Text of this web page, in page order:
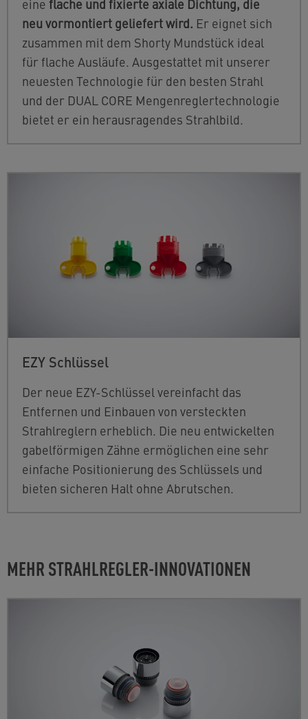
eine flache und fixierte axiale Dichtung, die
neu vormontiert geliefert wird. Er eignet sich
zusammen mit dem Shorty Mundstück ideal
für flache Ausläufe. Ausgestattet mit unserer
neuesten Technologie für den besten Strahl
und der DUAL CORE Mengenreglertechnologie
bietet er ein herausragendes Strahlbild.
EZY Schlüssel
Der neue EZY-Schlüssel vereinfacht das
Entfernen und Einbauen von versteckten
Strahlreglern erheblich. Die neu entwickelten
gabelförmigen Zähne ermöglichen eine sehr
einfache Positionierung des Schlüssels und
bieten sicheren Halt ohne Abrutschen.
MEHR STRAHLREGLER-INNOVATIONEN